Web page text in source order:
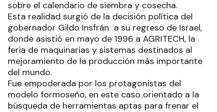
sobre el calendario de siembra y cosecha.
Esta realidad surgió de la decisión política del
gobernador Gildo Insfrán a su regreso de Israel,
donde asistió en mayo de 1996 a AGRITECH, la
feria de maquinarias y sistemas destinados al
mejoramiento de la producción más importante
del mundo.
Fue empoderada por los protagonistas del
modelo formoseño, en este caso orientado a la
búsqueda de herramientas aptas para frenar el